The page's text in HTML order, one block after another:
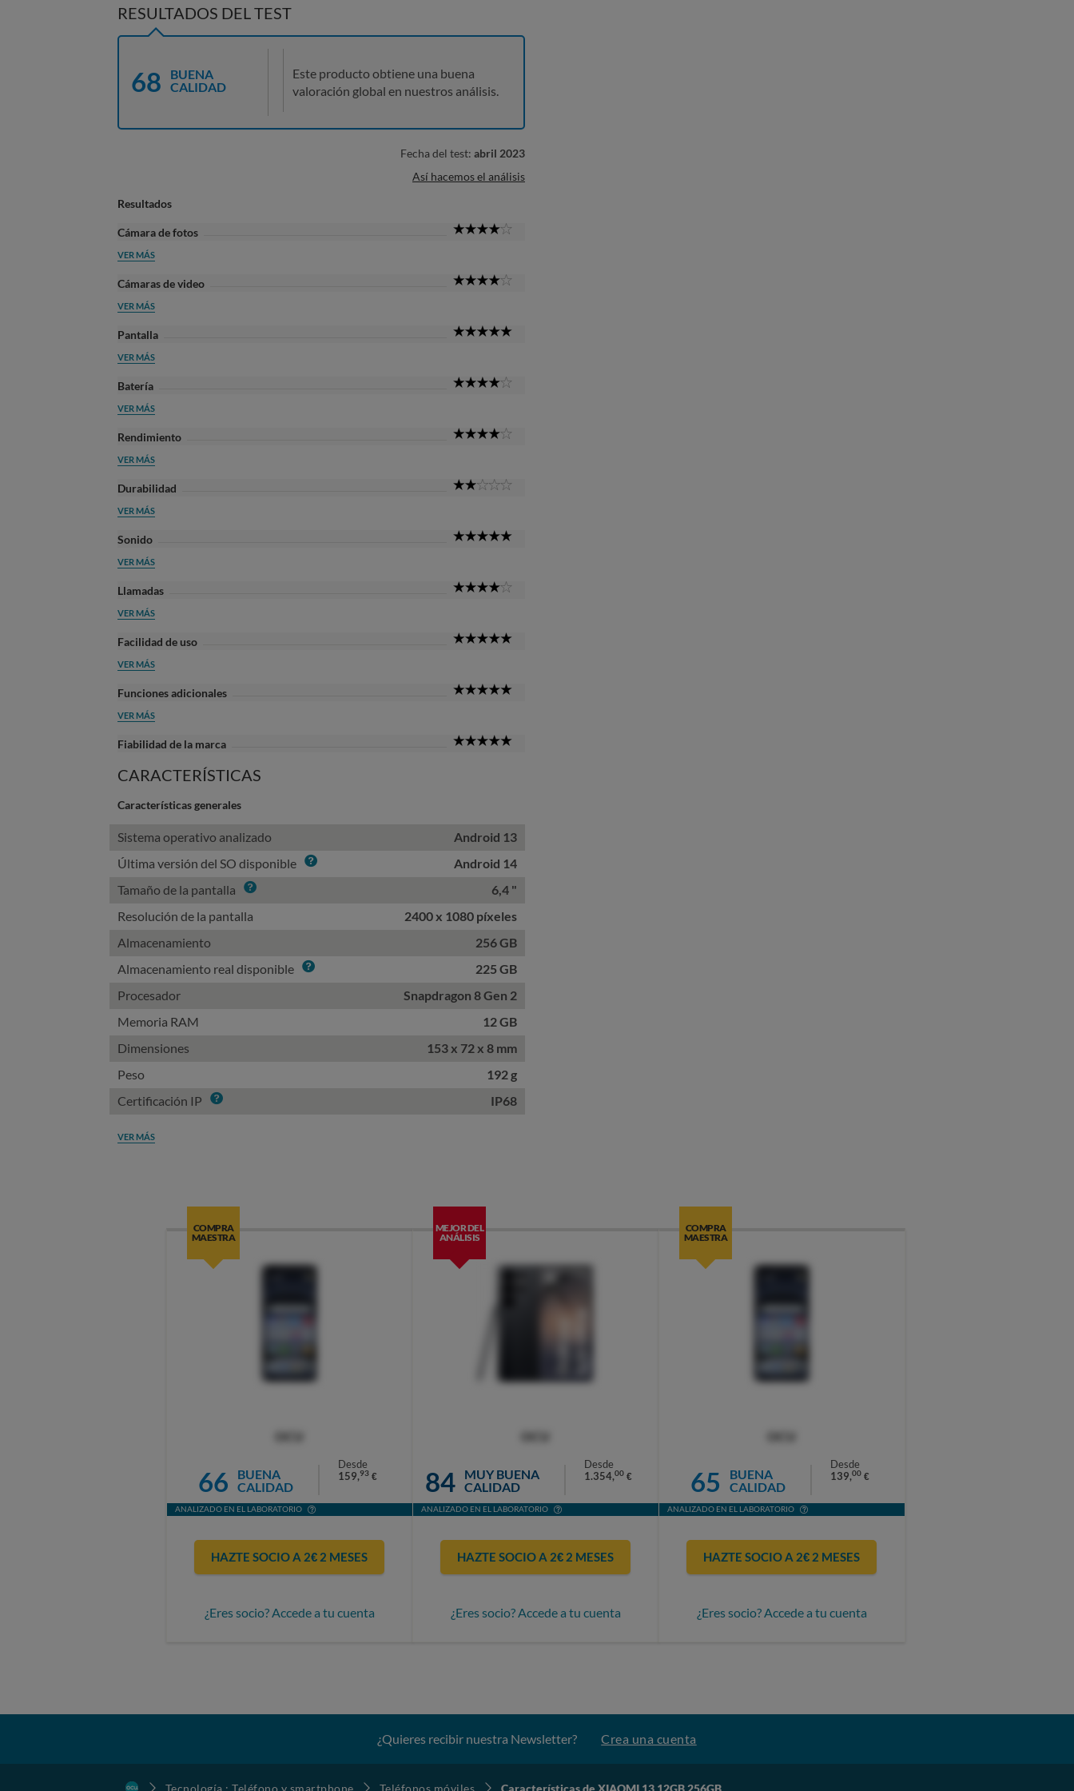
RESULTADOS DEL TEST
68
BUENA
CALIDAD
Este producto obtiene una buena
valoración global en nuestros análisis.
Fecha del test: abril 2023
Así hacemos el análisis
Resultados
Cámara de fotos
VER MÁS
Cámaras de video
VER MÁS
Pantalla
VER MÁS
Batería
VER MÁS
Rendimiento
VER MÁS
Durabilidad
VER MÁS
Sonido
VER MÁS
Llamadas
VER MÁS
Facilidad de uso
VER MÁS
Funciones adicionales
VER MÁS
Fiabilidad de la marca
CARACTERÍSTICAS
Características generales
Sistema operativo analizado
Android 13
Última versión del SO disponible Info
Android 14
Tamaño de la pantalla Info
6,4 "
Resolución de la pantalla
2400 x 1080 píxeles
Almacenamiento
256 GB
Almacenamiento real disponible Info
225 GB
Procesador
Snapdragon 8 Gen 2
Memoria RAM
12 GB
Dimensiones
153 x 72 x 8 mm
Peso
192 g
Certificación IP Info IP68
VER MÁS
COMPRA
MAESTRA
66
BUENA
CALIDAD
Desde
159,93 €
ANALIZADO EN EL LABORATORIO
HAZTE SOCIO A 2€ 2 MESES
¿Eres socio? Accede a tu cuenta
MEJOR DEL
ANÁLISIS
84
MUY BUENA
CALIDAD
Desde
1.354,00 €
ANALIZADO EN EL LABORATORIO
HAZTE SOCIO A 2€ 2 MESES
¿Eres socio? Accede a tu cuenta
COMPRA
MAESTRA
65
BUENA
CALIDAD
Desde
139,00 €
ANALIZADO EN EL LABORATORIO
HAZTE SOCIO A 2€ 2 MESES
¿Eres socio? Accede a tu cuenta
¿Quieres recibir nuestra Newsletter? Crea una cuenta
Tecnología : Teléfono y smartphone Teléfonos móviles Características de XIAOMI 13 12GB 256GB